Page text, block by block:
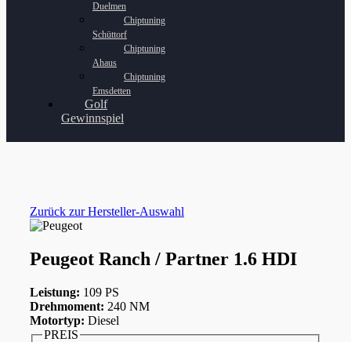
Duelmen
Chiptuning
Schüttorf
Chiptuning
Ahaus
Chiptuning
Emsdetten
Golf
Gewinnspiel
Zurück zur Hersteller-Auswahl
Peugeot Ranch / Partner 1.6 HDI
Leistung: 109 PS
Drehmoment: 240 NM
Motortyp: Diesel
PREIS